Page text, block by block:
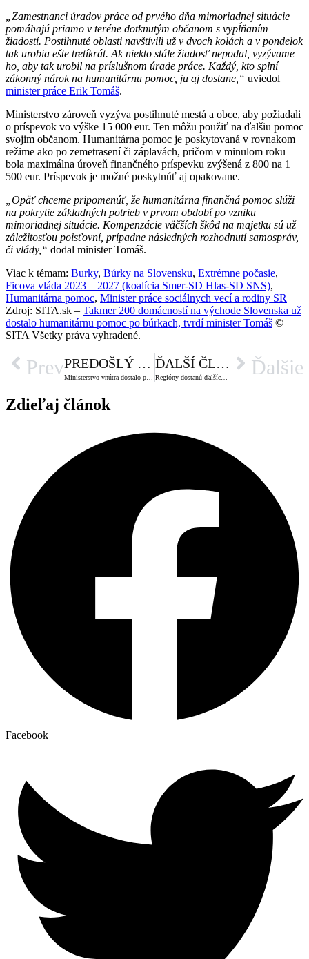
„Zamestnanci úradov práce od prvého dňa mimoriadnej situácie
pomáhajú priamo v teréne dotknutým občanom s vypĺňaním
žiadostí. Postihnuté oblasti navštívili už v dvoch kolách a v pondelok
tak urobia ešte tretíkrát. Ak niekto stále žiadosť nepodal, vyzývame
ho, aby tak urobil na príslušnom úrade práce. Každý, kto splní
zákonný nárok na humanitárnu pomoc, ju aj dostane,“ uviedol
minister práce Erik Tomáš.
Ministerstvo zároveň vyzýva postihnuté mestá a obce, aby požiadali
o príspevok vo výške 15 000 eur. Ten môžu použiť na ďalšiu pomoc
svojim občanom. Humanitárna pomoc je poskytovaná v rovnakom
režime ako po zemetrasení či záplavách, pričom v minulom roku
bola maximálna úroveň finančného príspevku zvýšená z 800 na 1
500 eur. Príspevok je možné poskytnúť aj opakovane.
„Opäť chceme pripomenúť, že humanitárna finančná pomoc slúži
na pokrytie základných potrieb v prvom období po vzniku
mimoriadnej situácie. Kompenzácie väčších škôd na majetku sú už
záležitosťou poisťovní, prípadne následných rozhodnutí samospráv,
či vlády,“ dodal minister Tomáš.
Viac k témam: Burky, Búrky na Slovensku, Extrémne počasie,
Ficova vláda 2023 – 2027 (koalícia Smer-SD Hlas-SD SNS),
Humanitárna pomoc, Minister práce sociálnych vecí a rodiny SR
Zdroj: SITA.sk – Takmer 200 domácností na východe Slovenska už
dostalo humanitárnu pomoc po búrkach, tvrdí minister Tomáš ©
SITA Všetky práva vyhradené.
Prev PREDOŠLÝ ČLÁNOK ĎALŠÍ ČLÁNOK
Regióny dostanú ďalších desať miliónov eur. Migaľovo ministerstvo priblížilo, kam pôjde najväčšia investícia Ďalšie
Zdieľaj článok
Facebook